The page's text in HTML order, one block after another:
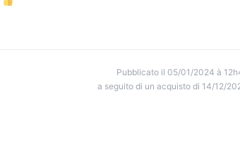
Pubblicato il 05/01/2024 à
a seguito di un acquisto di 14/12/